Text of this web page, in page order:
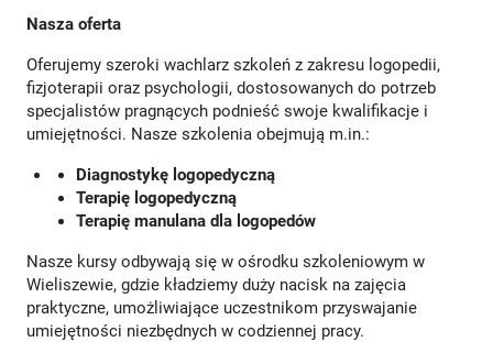
Nasza oferta
Oferujemy szeroki wachlarz szkoleń z zakresu logopedii,
fizjoterapii oraz psychologii, dostosowanych do potrzeb
specjalistów pragnących podnieść swoje kwalifikacje i
umiejętności. Nasze szkolenia obejmują m.in.:
Diagnostykę logopedyczną
Terapię logopedyczną
Terapię manulana dla logopedów
Nasze kursy odbywają się w ośrodku szkoleniowym w
Wieliszewie, gdzie kładziemy duży nacisk na zajęcia
praktyczne, umożliwiające uczestnikom przyswajanie
umiejętności niezbędnych w codziennej pracy.